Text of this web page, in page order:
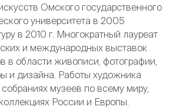
Омского государственного
университета в 2005
в 2010 г. Многократный лауреат
и международных выставок
в области живописи, фотографии,
и дизайна. Работы художника
собраниях музеев по всему миру,
России и Европы.